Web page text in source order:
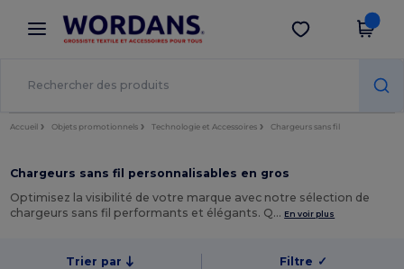
× Appli Wordans
Meilleurs prix sur l’app !
Obtenir l'appli
Accueil Objets promotionnels Technologie et Accessoires Chargeurs sans fil
Chargeurs sans fil personnalisables en gros
Optimisez la visibilité de votre marque avec notre sélection de
chargeurs sans fil performants et élégants. Q… En voir plus
Trier par Filtre ✓